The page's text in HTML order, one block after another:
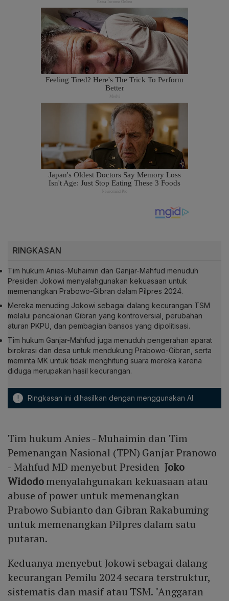
RINGKASAN
Tim hukum Anies-Muhaimin dan Ganjar-Mahfud menuduh
Presiden Jokowi menyalahgunakan kekuasaan untuk
memenangkan Prabowo-Gibran dalam Pilpres 2024.
Mereka menuding Jokowi sebagai dalang kecurangan TSM
melalui pencalonan Gibran yang kontroversial, perubahan
aturan PKPU, dan pembagian bansos yang dipolitisasi.
Tim hukum Ganjar-Mahfud juga menuduh pengerahan aparat
birokrasi dan desa untuk mendukung Prabowo-Gibran, serta
meminta MK untuk tidak menghitung suara mereka karena
diduga merupakan hasil kecurangan.
! Ringkasan ini dihasilkan dengan menggunakan AI
Tim hukum Anies - Muhaimin dan Tim
Pemenangan Nasional (TPN) Ganjar Pranowo
- Mahfud MD menyebut Presiden Joko
Widodomenyalahgunakan kekuasaan atau
abuse of power untuk memenangkan
Prabowo Subianto dan Gibran Rakabuming
untuk memenangkan Pilpres dalam satu
putaran.
Keduanya menyebut Jokowi sebagai dalang
kecurangan Pemilu 2024 secara terstruktur,
sistematis dan masif atau TSM. "Anggaran